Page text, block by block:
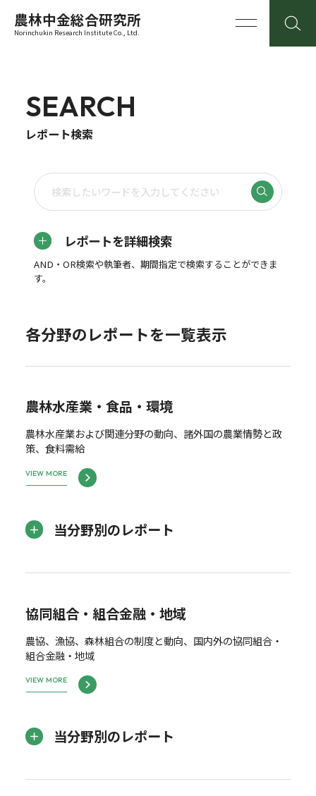
農林中金総合研究所
Norinchukin Research Institute Co., Ltd.
SEARCH
レポート検索
レポートを詳細検索
AND・OR検索や執筆者、期間指定で検索することができま
す。
各分野のレポートを一覧表示
農林水産業・食品・環境
農林水産業および関連分野の動向、諸外国の農業情勢と政
策、食料需給
VIEW MORE
当分野別のレポート
協同組合・組合金融・地域
農協、漁協、森林組合の制度と動向、国内外の協同組合・
組合金融・地域
VIEW MORE
当分野別のレポート